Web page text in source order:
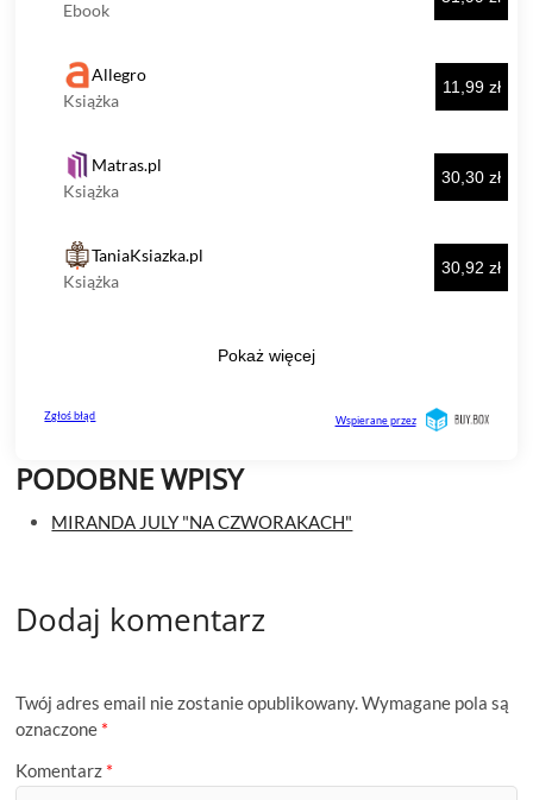
PODOBNE WPISY
MIRANDA JULY "NA CZWORAKACH"
Dodaj komentarz
Twój adres email nie zostanie opublikowany. Wymagane pola są
oznaczone *
Komentarz *